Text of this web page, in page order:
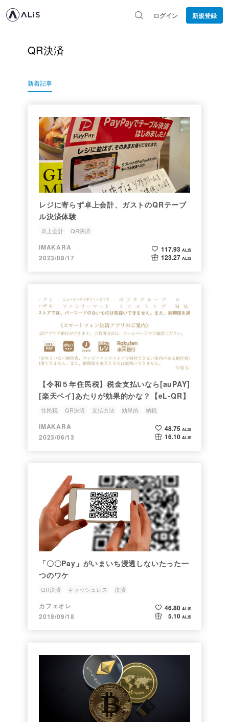
ログイン 新規登録
QR決済
新着記事
レジに寄らず卓上会計、ガストのQRテーブ
ル決済体験
卓上会計 QR決済
IMAKARA
2023/08/17
117.93 ALIS
123.27 ALIS
【令和５年住民税】税金支払いなら[auPAY]
[楽天ペイ]あたりが効果的かな？【eL-QR】
住民税 QR決済 支払方法 効果的 納税
IMAKARA
2023/06/13
48.75 ALIS
16.10 ALIS
「〇〇Pay」がいまいち浸透しないたった一
つのワケ
QR決済 キャッシュレス 決済
カフェオレ
2019/09/18
46.80 ALIS
5.10 ALIS